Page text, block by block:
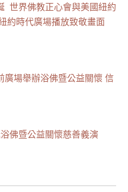
離苦難的行願，為宇宙
而為眾生說法，尋聲救
不現身，農曆6月19日為
教正心會文殊院、財神
月1日(星期六)於金龜山
世界佛教正心會與美國紐約
約時代廣場播放致敬畫面
廣場舉辦浴佛暨公益關懷 信
佛暨公益關懷慈善義演